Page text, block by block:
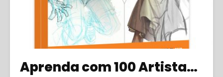
Aprenda com 100 Artistas Famosos (2014)